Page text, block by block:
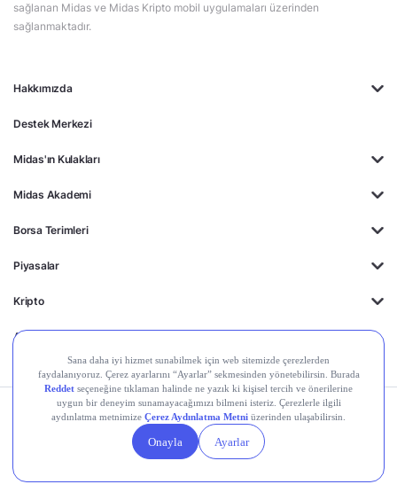
Hakkımızda
Destek Merkezi
Midas'ın Kulakları
Midas Akademi
Borsa Terimleri
Piyasalar
Kripto
Ayrıcalıklar
sağlanan Midas ve Midas Kripto mobil uygulamaları üzerinden
sağlanmaktadır.
Kişisel Verilerin
Gizlilik
Politikası
Yasal
Duyurular
Çerez